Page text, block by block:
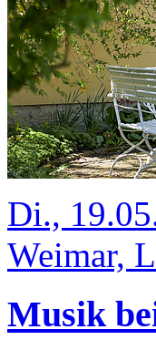
Di.,
Weimar,
Musik